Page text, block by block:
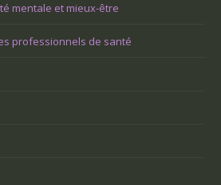
mentale et mieux-être
professionnels de santé